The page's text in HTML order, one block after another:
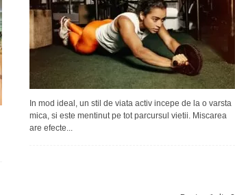
In mod ideal, un stil de viata activ incepe de la o varsta
mica, si este mentinut pe tot parcursul vietii. Miscarea
are efecte...